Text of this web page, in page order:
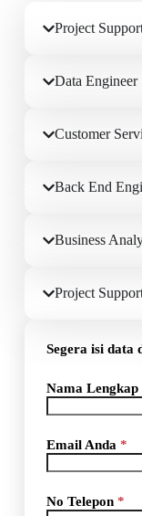
Project
Data Engineer
Customer
Back End
Business
Project
Segera isi
Nama Lengkap
Email Anda *
No Telepon *